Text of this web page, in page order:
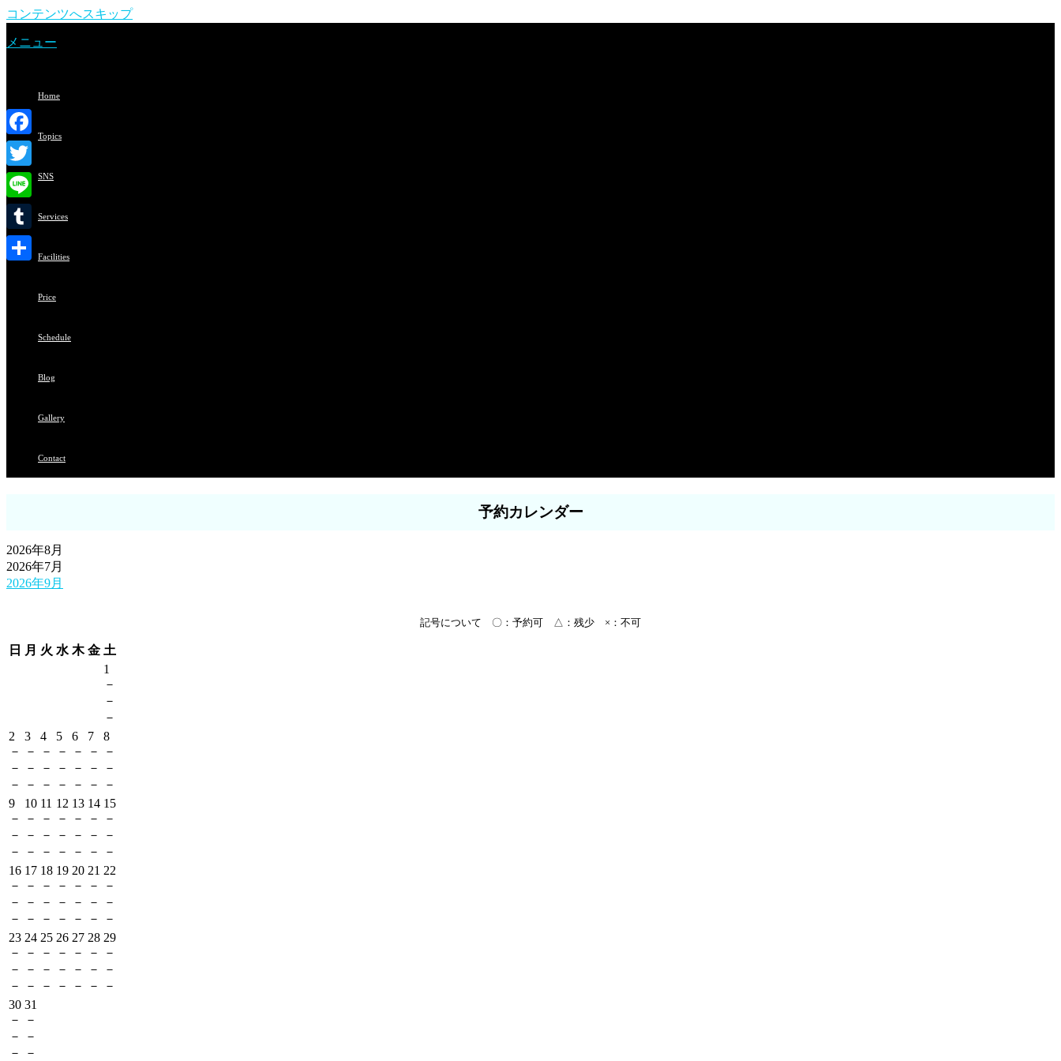
コンテンツへスキップ
メニュー
Home
Topics
SNS
Services
Facilities
Price
Schedule
Blog
Gallery
Contact
予約カレンダー
2026年8月
2026年7月
2026年9月
記号について 〇：予約可 △：残少 ×：不可
日 月 火 水 木 金 土
1
－
－
－
2
－
－
－
3
－
－
－
4
－
－
－
5
－
－
－
6
－
－
－
7
－
－
－
8
－
－
－
9
－
－
－
10
－
－
－
11
－
－
－
12
－
－
－
13
－
－
－
14
－
－
－
15
－
－
－
16
－
－
－
17
－
－
－
18
－
－
－
19
－
－
－
20
－
－
－
21
－
－
－
22
－
－
－
23
－
－
－
24
－
－
－
25
－
－
－
26
－
－
－
27
－
－
－
28
－
－
－
29
－
－
－
30
－
－
－
31
－
－
－
Facebook
Twitter
Line
Tumblr